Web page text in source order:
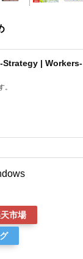
| Workers-
。
市場